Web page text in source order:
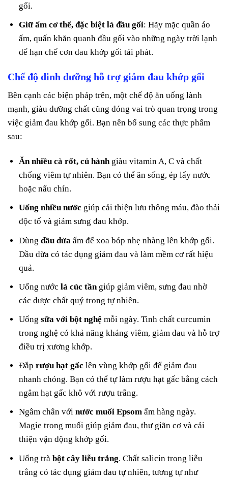
gối.
Giữ ấm cơ thể, đặc biệt là đầu gối: Hãy mặc quần áo
ấm, quấn khăn quanh đầu gối vào những ngày trời lạnh
để hạn chế cơn đau khớp gối tái phát.
Chế độ dinh dưỡng hỗ trợ giảm đau khớp gối
Bên cạnh các biện pháp trên, một chế độ ăn uống lành
mạnh, giàu dưỡng chất cũng đóng vai trò quan trọng trong
việc giảm đau khớp gối. Bạn nên bổ sung các thực phẩm
sau:
Ăn nhiều cà rốt, củ hànhgiàu vitamin A, C và chất
chống viêm tự nhiên. Bạn có thể ăn sống, ép lấy nước
hoặc nấu chín.
Uống nhiều nước giúp cải thiện lưu thông máu, đào thải
độc tố và giảm sưng đau khớp.
Dùngdầu dừa ấm để xoa bóp nhẹ nhàng lên khớp gối.
Dầu dừa có tác dụng giảm đau và làm mềm cơ rất hiệu
quả.
Uống nướclá cúc tầngiúp giảm viêm, sưng đau nhờ
các dược chất quý trong tự nhiên.
Uốngsữa với bột nghệ mỗi ngày. Tinh chất curcumin
trong nghệ có khả năng kháng viêm, giảm đau và hỗ trợ
điều trị xương khớp.
Đắprượu hạt gấc lên vùng khớp gối để giảm đau
nhanh chóng. Bạn có thể tự làm rượu hạt gấc bằng cách
ngâm hạt gấc khô với rượu trắng.
Ngâm chân vớinước muối Epsom ấm hàng ngày.
Magie trong muối giúp giảm đau, thư giãn cơ và cải
thiện vận động khớp gối.
Uống tràbột cây liễu trắng. Chất salicin trong liễu
trắng có tác dụng giảm đau tự nhiên, tương tự như